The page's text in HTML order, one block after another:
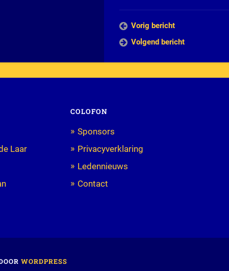
Vorig bericht
Volgend bericht
Laar
COLOFON
Sponsors
Privacyverklaring
Ledennieuws
Contact
WORDPRESS